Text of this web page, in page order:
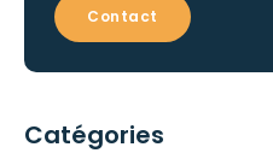
Contact
Catégories